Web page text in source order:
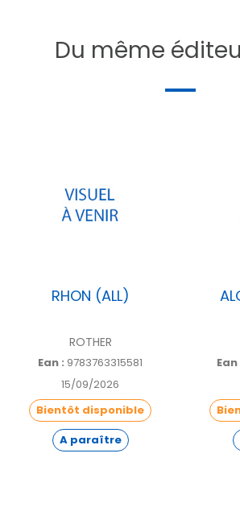
Poids 18.6 g
FRANCE
[14]
Manche,
Du même
RHON (ALL)
ROTHER
Ean : 9783763315581
15/09/2026
Bientôt disponible
A paraître
Ean